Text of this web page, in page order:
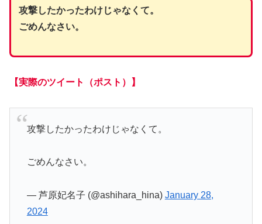
攻撃したかったわけじゃなくて。
ごめんなさい。
【実際のツイート（ポスト）】
攻撃したかったわけじゃなくて。
ごめんなさい。
— 芦原妃名子 (@ashihara_hina) January 28,
2024